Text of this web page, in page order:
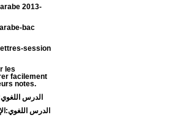
2013-
bac
session
les
facilement
notes.
الدرس
الدرس